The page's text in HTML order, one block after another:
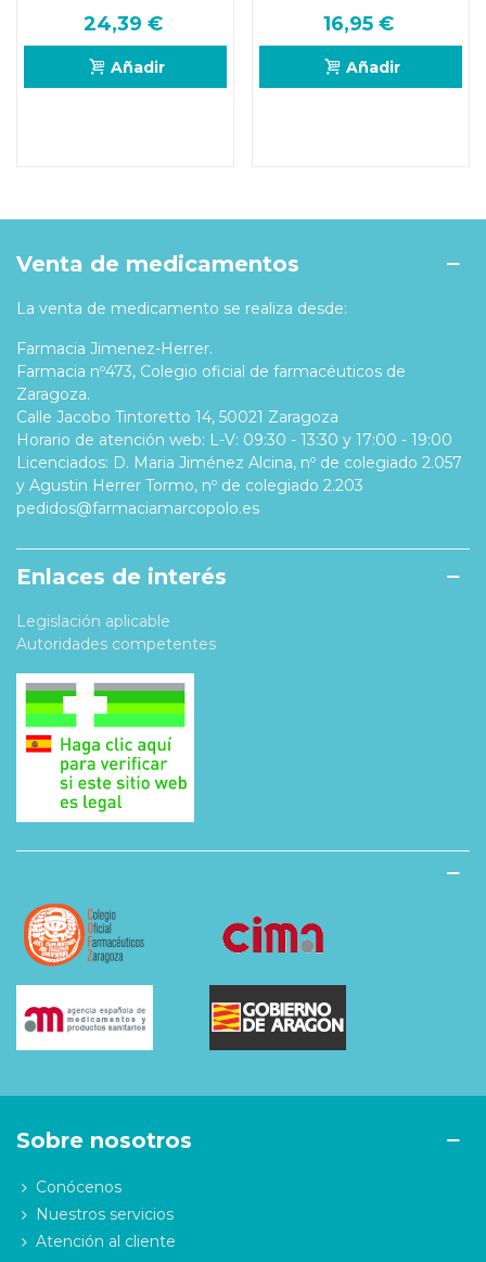
24,39 €
Añadir
16,95 €
Añadir
Venta de medicamentos
La venta de medicamento se realiza desde:
Farmacia Jimenez-Herrer.
Farmacia nº473, Colegio oficial de farmacéuticos de
Zaragoza.
Calle Jacobo Tintoretto 14, 50021 Zaragoza
Horario de atención web: L-V: 09:30 - 13:30 y 17:00 - 19:00
Licenciados: D. Maria Jiménez Alcina, nº de colegiado 2.057
y Agustin Herrer Tormo, nº de colegiado 2.203
pedidos@farmaciamarcopolo.es
Enlaces de interés
Legislación aplicable
Autoridades competentes
Sobre nosotros
Conócenos
Nuestros servicios
Atención al cliente